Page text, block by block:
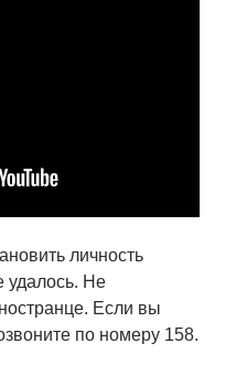
личность
удалось. Не
Если вы
по номеру 158.